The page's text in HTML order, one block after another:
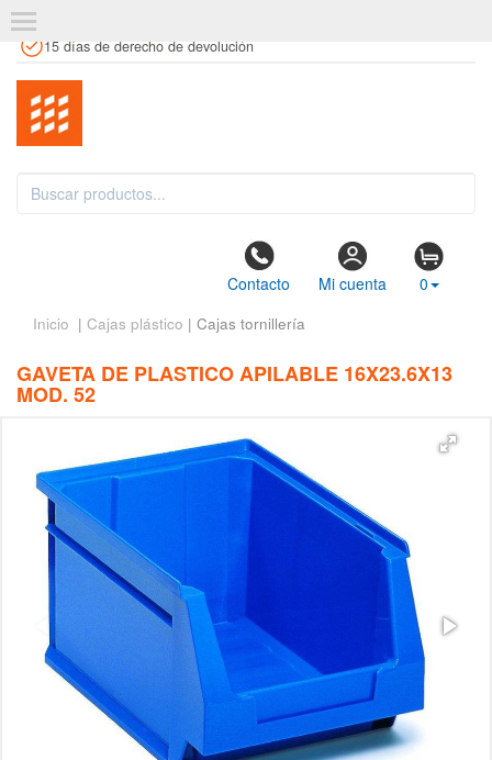
15 días de derecho de devolución
Contacto Mi cuenta 0
Inicio | Cajas plástico | Cajas tornillería
GAVETA DE PLASTICO APILABLE 16X23.6X13
MOD. 52